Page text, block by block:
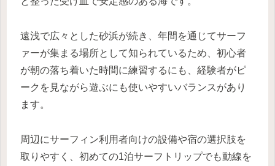
遠浅で広々とした砂浜が続き、年間を通じてサーフ
ァーが集まる場所として知られているため、初心者
が朝の落ち着いた時間に練習するにも、経験者がピ
ークを見ながら遊ぶにも使いやすいバランスがあり
ます。
周辺にサーフィン利用者向けの設備や宿の選択肢を
取りやすく、初めての1泊サーフトリップでも動線を